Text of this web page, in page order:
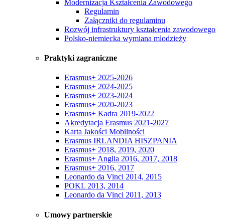
Modernizacja Kształcenia Zawodowego
Regulamin
Załączniki do regulaminu
Rozwój infrastruktury kształcenia zawodowego
Polsko-niemiecka wymiana mlodzieży
Praktyki zagraniczne
Erasmus+ 2025-2026
Erasmus+ 2024-2025
Erasmus+ 2023-2024
Erasmus+ 2020-2023
Erasmus+ Kadra 2019-2022
Akredytacja Erasmus 2021-2027
Karta Jakości Mobilności
Erasmus IRLANDIA HISZPANIA
Erasmus+ 2018, 2019, 2020
Erasmus+ Anglia 2016, 2017, 2018
Erasmus+ 2016, 2017
Leonardo da Vinci 2014, 2015
POKL 2013, 2014
Leonardo da Vinci 2011, 2013
Umowy partnerskie